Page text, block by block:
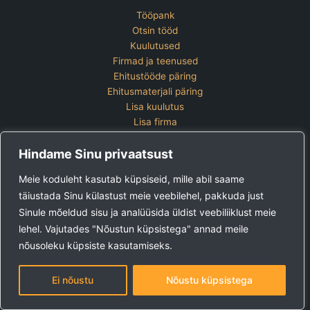
Hindame Sinu privaatsust
Meie koduleht kasutab küpsiseid, mille abil saame
täiustada Sinu külastust meie veebilehel, pakkuda just
Sinule mõeldud sisu ja analüüsida üldist veebiliiklust meie
lehel. Vajutades "Nõustun küpsistega" annad meile
nõusoleku küpsiste kasutamiseks.
Ei nõustu Nõustu küpsistega
Tööpank
Otsin tööd
Kuulutused
Firmad ja teenused
Ehitustööde päring
Ehitusmaterjali päring
Lisa kuulutus
Lisa firma
Kontakt
Lisa kuulutus
Vaata ettevõtete pakette
Ehitus24 OÜ
Tel:+372 5123 867 (E-R 9-15)
E-post: kuulutused@ehitus24.ee
Copyright © 2026 Ehitus24